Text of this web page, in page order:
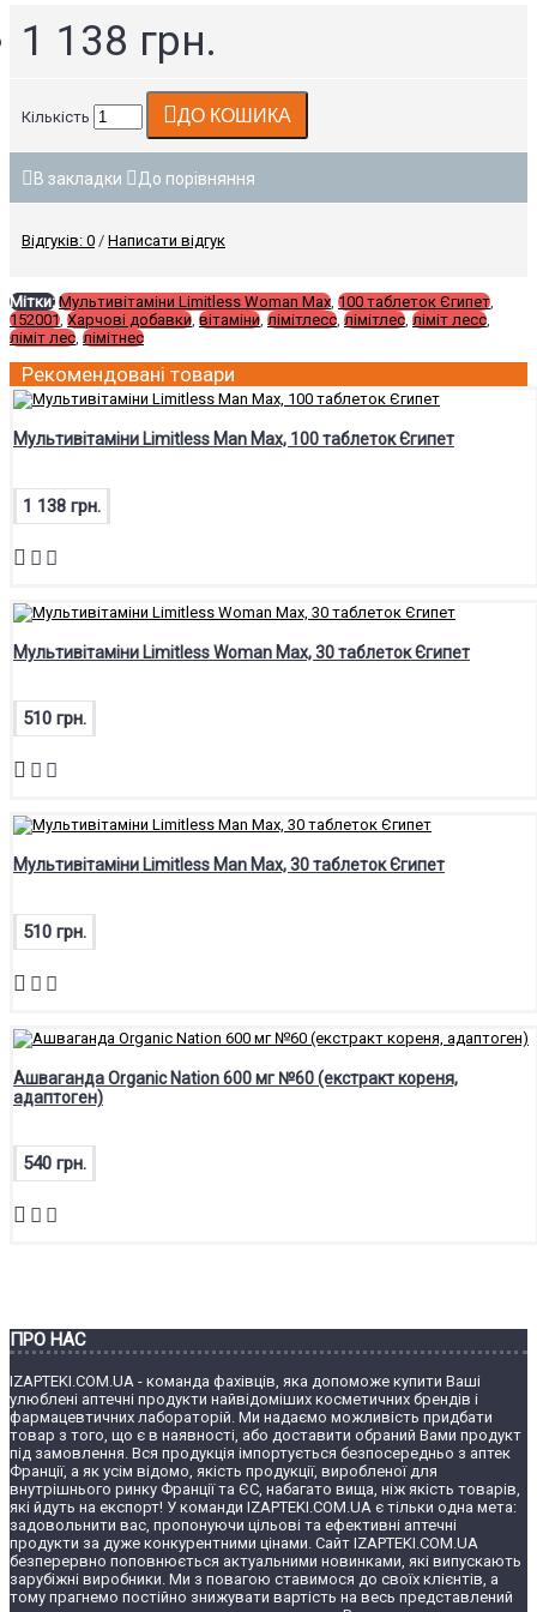
1 138 грн.
Кількість ДО КОШИКА
В закладки До порівняння
Відгуків: 0 / Написати відгук
Мітки: Мультивітаміни Limitless Woman Max 100 таблеток Єгипет
152001 Харчові добавки вітаміни лімітлесс лімітлес ліміт лесс
ліміт лес лімітнес
Рекомендовані товари
Мультивітаміни Limitless Man Max, 100 таблеток Єгипет
1 138 грн.
Мультивітаміни Limitless Woman Max, 30 таблеток Єгипет
510 грн.
Мультивітаміни Limitless Man Max, 30 таблеток Єгипет
510 грн.
Ашваганда Organic Nation 600 мг №60 (екстракт кореня,
адаптоген)
540 грн.
ПРО НАС
IZAPTEKI.COM.UA - команда фахівців, яка допоможе купити Ваші
улюблені аптечні продукти найвідоміших косметичних брендів і
фармацевтичних лабораторій. Ми надаємо можливість придбати
товар з того, що є в наявності, або доставити обраний Вами продукт
під замовлення. Вся продукція імпортується безпосередньо з аптек
Франції, а як усім відомо, якість продукції, виробленої для
внутрішнього ринку Франції та ЄС, набагато вища, ніж якість товарів,
які йдуть на експорт! У команди IZAPTEKI.COM.UA є тільки одна мета:
задовольнити вас, пропонуючи цільові та ефективні аптечні
продукти за дуже конкурентними цінами. Сайт IZAPTEKI.COM.UA
безперервно поповнюється актуальними новинками, які випускають
зарубіжні виробники. Ми з повагою ставимося до своїх клієнтів, а
тому прагнемо постійно знижувати вартість на весь представлений